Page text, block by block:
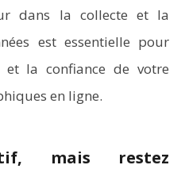
dans la collecte et la
est essentielle pour
la confiance de votre
en ligne.
mais restez